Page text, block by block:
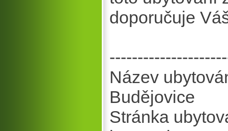
doporučuje
Název
Budějovice
Stránka